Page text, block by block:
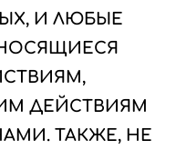
И ЛЮБЫЕ
ДЕЙСТВИЯМ
ТАКЖЕ, НЕ